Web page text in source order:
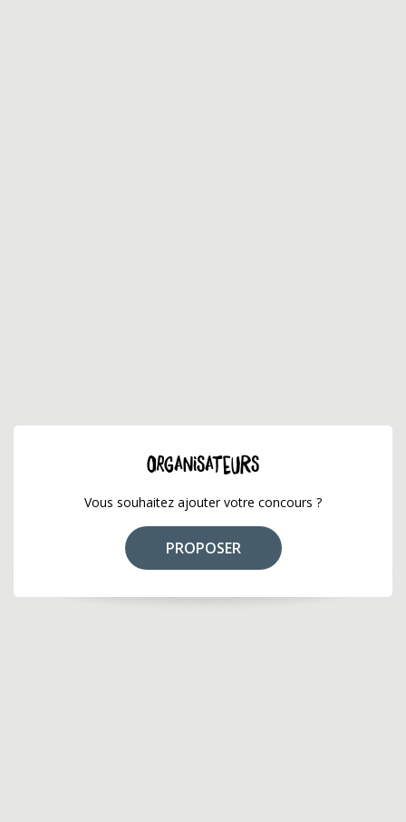
ORGANISATEURS
Vous souhaitez ajouter votre concours ?
PROPOSER